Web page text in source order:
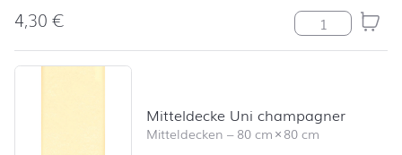
4,30€ Serviette
Mitteldecke Uni champagner
Mitteldecken –80 cm×80 cm